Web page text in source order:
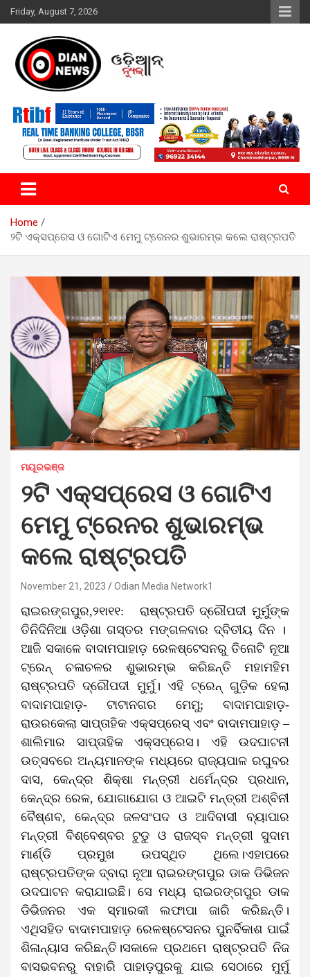
Skip
to
Friday, August 7, 2026
ଓଡିଆନ୍ ନ୍ୟୁଜ
Home
୨ଟି ଏକ୍ସପ୍ରେସ ଓ ଗୋଟିଏ ମେମୁ ଟ୍ରେନର ଶୁଭାରମ୍ଭ କଲେ ରାଷ୍ଟ୍ରପତି
ମୟୂରଭଞ୍ଜ
୨ଟି ଏକ୍ସପ୍ରେସ ଓ ଗୋଟିଏ
ମେମୁ ଟ୍ରେନର ଶୁଭାରମ୍ଭ
କଲେ ରାଷ୍ଟ୍ରପତି
November 21, 2023 Odian Media Network1
ରାଇରଙ୍ଗପୁର,୨୧ା୧୧: ରାଷ୍ଟ୍ରପତି ଦ୍ରୌପଦୀ ମୁର୍ମୁଙ୍କ
ତିନିଦିନିଆ ଓଡ଼ିଶା ଗସ୍ତର ମଙ୍ଗଳବାର ଦ୍ବିତୀୟ ଦିନ ।
ଆଜି ସକାଳେ ବାଦାମପାହାଡ଼ ରେଳଷ୍ଟେସନରୁ ତିନୋଟି ନୂଆ
ଟ୍ରେନ୍ ଚଳାଚଳର ଶୁଭାରମ୍ଭ କରିଛନ୍ତି ମହାମହିମ
ରାଷ୍ଟ୍ରପତି ଦ୍ରୌପଦୀ ମୁର୍ମୁ। ଏହି ଟ୍ରେନ୍ ଗୁଡ଼ିକ ହେଲା
ବାଦାମପାହାଡ଼- ଟାଟାନଗର ମେମୁ; ବାଦାମପାହାଡ଼-
ରାଉରକେଲା ସାପ୍ତାହିକ ଏକ୍ସପ୍ରେସ୍ ଏବଂ ବାଦାମପାହାଡ଼ –
ଶାଲିମାର ସାପ୍ତାହିକ ଏକ୍ସପ୍ରେସ। ଏହି ଉଦଘାଟନୀ
ଉତ୍ସବରେ ଅନ୍ୟମାନଙ୍କ ମଧ୍ୟରେ ରାଜ୍ୟପାଳ ରଘୁବର
ଦାସ, କେନ୍ଦ୍ର ଶିକ୍ଷା ମନ୍ତ୍ରୀ ଧର୍ମେନ୍ଦ୍ର ପ୍ରଧାନ,
କେନ୍ଦ୍ର ରେଳ, ଯୋଗାଯୋଗ ଓ ଆଇଟି ମନ୍ତ୍ରୀ ଅଶ୍ବିନୀ
ବୈଷ୍ଣବ, କେନ୍ଦ୍ର ଜଳସଂପଦ ଓ ଆଦିବାସୀ ବ୍ୟାପାର
ମନ୍ତ୍ରୀ ବିଶ୍ବେଶ୍ବର ଟୁଡୁ ଓ ରାଜସ୍ବ ମନ୍ତ୍ରୀ ସୁଦାମ
ମାର୍ଣ୍ଡି ପ୍ରମୁଖ ଉପସ୍ଥିତ ଥିଲେ।ଏହାପରେ
ରାଷ୍ଟ୍ରପତିଙ୍କ ଦ୍ବାରା ନୂଆ ରାଇରଙ୍ଗପୁର ଡାକ ଡିଭିଜନ
ଉଦଘାଟନ କରାଯାଇଛି। ସେ ମଧ୍ୟ ରାଇରଙ୍ଗପୁର ଡାକ
ଡିଭିଜନର ଏକ ସ୍ମାରକୀ ଲଫାପା ଜାରି କରିଛନ୍ତି।
ଏଥିସହିତ ବାଦାମପାହାଡ଼ ରେଳଷ୍ଟେସନର ପୁନର୍ବିକାଶ ପାଇଁ
ଶିଳାନ୍ୟାସ କରିଛନ୍ତି।ସକାଳେ ପ୍ରଥମେ ରାଷ୍ଟ୍ରପତି ନିଜ
ବାସଭବନରୁ ବାହାରି ପାହାଡ଼ପୁରକୁ ଯାଇ ‌ସେଠାରେ ମୁର୍ମୁ